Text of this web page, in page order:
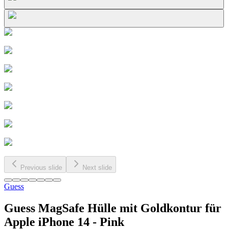
Previous slide Next slide
Guess
Guess MagSafe Hülle mit Goldkontur für
Apple iPhone 14 - Pink